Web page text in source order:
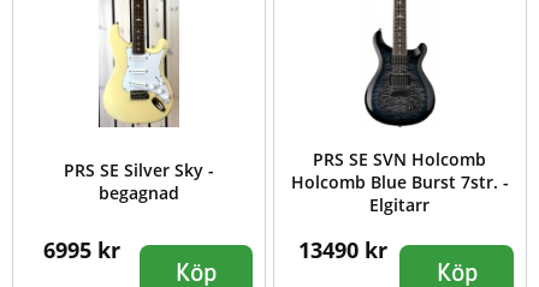
PRS SE Silver Sky -
begagnad
6995 kr
Köp
PRS SE SVN Holcomb
Holcomb Blue Burst 7str. -
Elgitarr
13490 kr
Köp